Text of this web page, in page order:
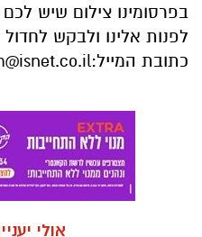
בפרסומינו צילום שיש
לפנות אלינו ולבקש
כתובת המייל:
אולי